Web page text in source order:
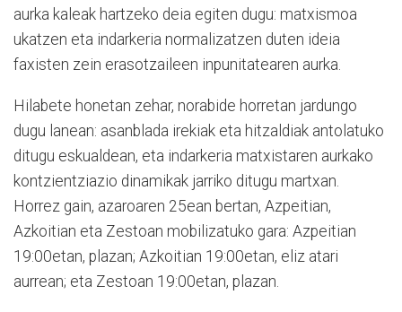
aurka kaleak hartzeko deia egiten dugu: matxismoa
ukatzen eta indarkeria normalizatzen duten ideia
faxisten zein erasotzaileen inpunitatearen aurka.
Hilabete honetan zehar, norabide horretan jardungo
dugu lanean: asanblada irekiak eta hitzaldiak antolatuko
ditugu eskualdean, eta indarkeria matxistaren aurkako
kontzientziazio dinamikak jarriko ditugu martxan.
Horrez gain, azaroaren 25ean bertan, Azpeitian,
Azkoitian eta Zestoan mobilizatuko gara: Azpeitian
19:00etan, plazan; Azkoitian 19:00etan, eliz atari
aurrean; eta Zestoan 19:00etan, plazan.